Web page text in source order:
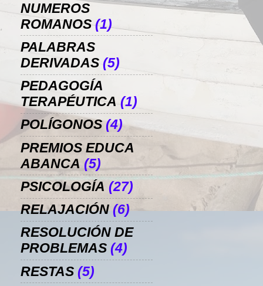
NUMEROS
ROMANOS (1)
PALABRAS
DERIVADAS (5)
PEDAGOGÍA
TERAPÉUTICA (1)
POLÍGONOS (4)
PREMIOS EDUCA
ABANCA (5)
PSICOLOGÍA (27)
RELAJACIÓN (6)
RESOLUCIÓN DE
PROBLEMAS (4)
RESTAS (5)